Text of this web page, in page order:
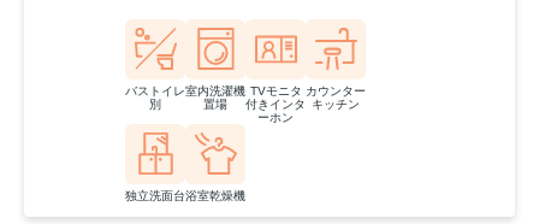
バストイレ
別
室内洗濯機
置場
TVモニタ
付きインタ
ーホン
カウンター
キッチン
独立洗面台浴室乾燥機